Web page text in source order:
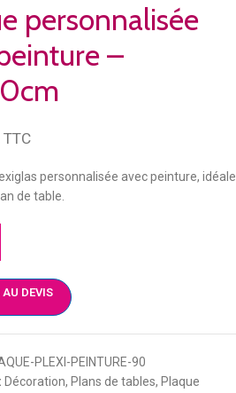
personnalisée
–
TTC
personnalisée avec peinture, idéale
de table.
DEVIS
PLEXI-PEINTURE-90
Décoration, Plans de tables, Plaque